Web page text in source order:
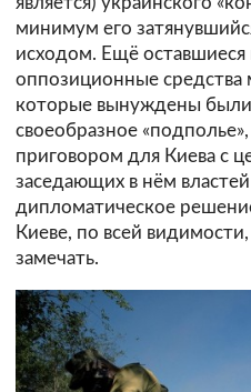
минимум его
исходом. Ещё оставшиеся
оппозиционные
которые вынуждены были
своеобразное
приговором для Киева с
заседающих в нём властей
дипломатическое
Киеве, по всей
замечать.